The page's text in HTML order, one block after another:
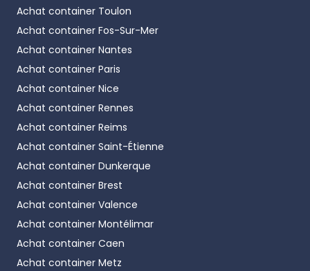
Achat container Toulon
Achat container Fos-Sur-Mer
Achat container Nantes
Achat container Paris
Achat container Nice
Achat container Rennes
Achat container Reims
Achat container Saint-Étienne
Achat container Dunkerque
Achat container Brest
Achat container Valence
Achat container Montélimar
Achat container Caen
Achat container Metz